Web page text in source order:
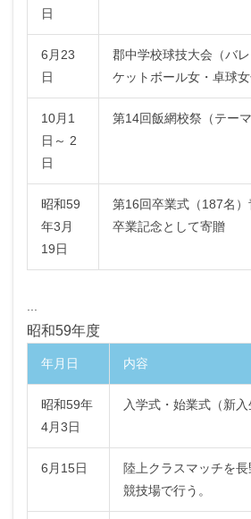
日
6月23
日
郡中学校球技大会（バ
ケットボール女・卓球女
10月1
日～ 2
日
第14回飯網校祭（テーマ
昭和59
年3月
19日
第16回卒業式（187名
卒業記念として寄贈
昭和59年度
年月日 内容
昭和59年
4月3日
入学式・始業式（新入
6月15日
陸上クラスマッチを
競技場で行う。